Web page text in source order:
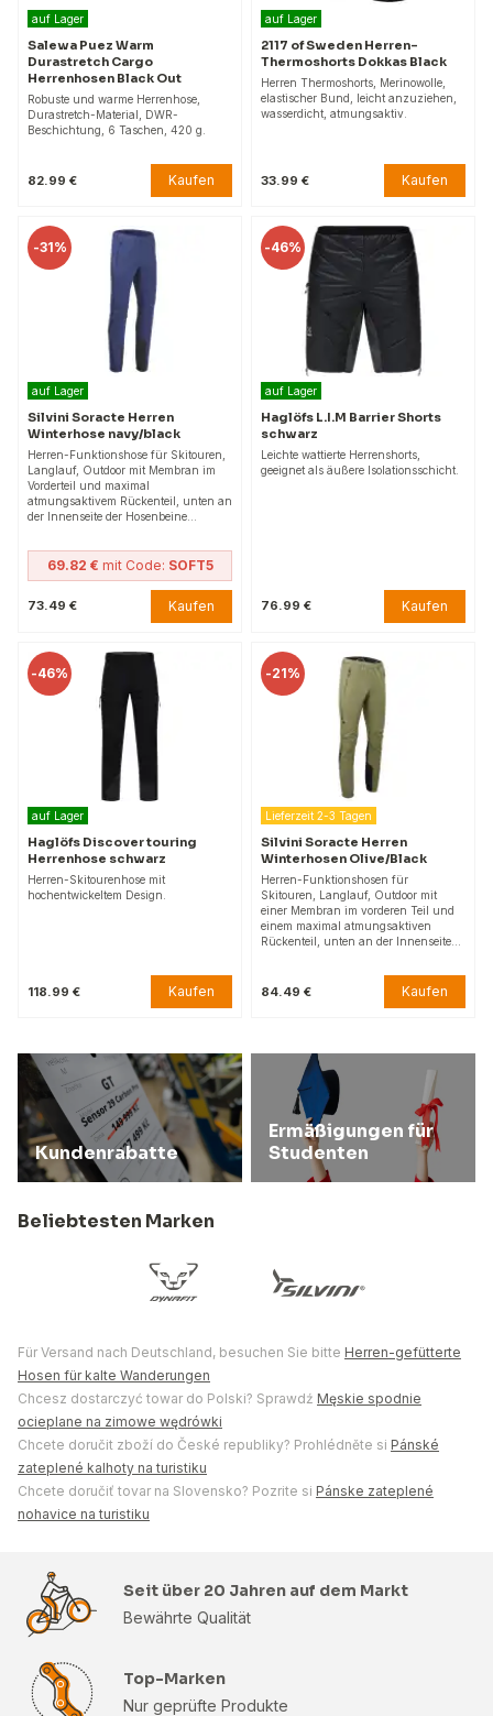
auf Lager
Salewa Puez Warm
Durastretch Cargo
Herrenhosen Black Out
Robuste und warme Herrenhose,
Durastretch-Material, DWR-
Beschichtung, 6 Taschen, 420 g.
82.99 € Kaufen
auf Lager
2117 of Sweden Herren-
Thermoshorts Dokkas Black
Herren Thermoshorts, Merinowolle,
elastischer Bund, leicht anzuziehen,
wasserdicht, atmungsaktiv.
33.99 € Kaufen
-31%
auf Lager
Silvini Soracte Herren
Winterhose navy/black
Herren-Funktionshose für Skitouren,
Langlauf, Outdoor mit Membran im
Vorderteil und maximal
atmungsaktivem Rückenteil, unten an
der Innenseite der Hosenbeine…
69.82 € mit Code: SOFT5
73.49 € Kaufen
-46%
auf Lager
Haglöfs L.I.M Barrier Shorts
schwarz
Leichte wattierte Herrenshorts,
geeignet als äußere Isolationsschicht.
76.99 € Kaufen
-46%
auf Lager
Haglöfs Discover touring
Herrenhose schwarz
Herren-Skitourenhose mit
hochentwickeltem Design.
118.99 € Kaufen
-21%
Lieferzeit 2-3 Tagen
Silvini Soracte Herren
Winterhosen Olive/Black
Herren-Funktionshosen für
Skitouren, Langlauf, Outdoor mit
einer Membran im vorderen Teil und
einem maximal atmungsaktiven
Rückenteil, unten an der Innenseite…
84.49 € Kaufen
Kundenrabatte
Ermäßigungen für
Studenten
Beliebtesten Marken
Für Versand nach Deutschland, besuchen Sie bitte Herren-gefütterte
Hosen für kalte Wanderungen
Chcesz dostarczyć towar do Polski? Sprawdź Męskie spodnie
ocieplane na zimowe wędrówki
Chcete doručit zboží do České republiky? Prohlédněte si Pánské
zateplené kalhoty na turistiku
Chcete doručiť tovar na Slovensko? Pozrite si Pánske zateplené
nohavice na turistiku
Seit über 20 Jahren auf dem Markt
Bewährte Qualität
Top-Marken
Nur geprüfte Produkte